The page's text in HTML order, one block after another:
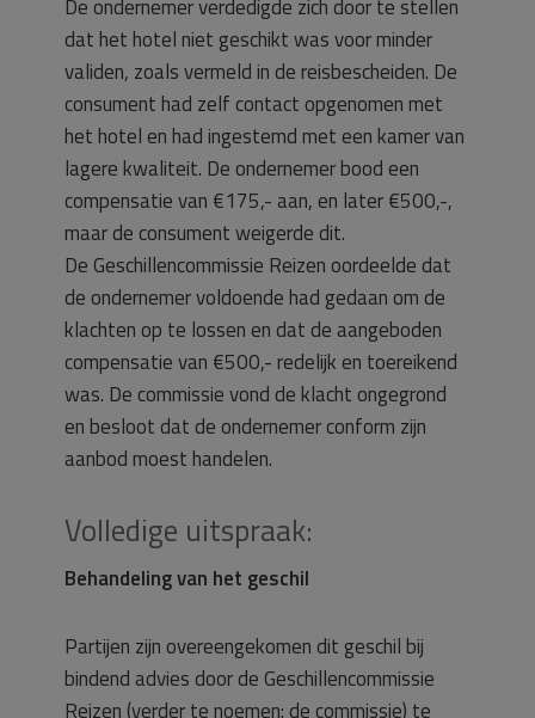
De ondernemer verdedigde zich door te stellen
dat het hotel niet geschikt was voor minder
validen, zoals vermeld in de reisbescheiden. De
consument had zelf contact opgenomen met
het hotel en had ingestemd met een kamer van
lagere kwaliteit. De ondernemer bood een
compensatie van €175,- aan, en later €500,-,
maar de consument weigerde dit.
De Geschillencommissie Reizen oordeelde dat
de ondernemer voldoende had gedaan om de
klachten op te lossen en dat de aangeboden
compensatie van €500,- redelijk en toereikend
was. De commissie vond de klacht ongegrond
en besloot dat de ondernemer conform zijn
aanbod moest handelen.
Volledige uitspraak:
Behandeling van het geschil
Partijen zijn overeengekomen dit geschil bij
bindend advies door de Geschillencommissie
Reizen (verder te noemen: de commissie) te